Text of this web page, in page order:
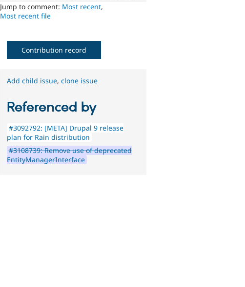
Jump to comment: Most recent,
Most recent file
Contribution record
Add child issue,clone issue
Referenced by
#3092792: [META] Drupal 9 release
plan for Rain distribution
#3108739: Remove use of deprecated
EntityManagerInterface